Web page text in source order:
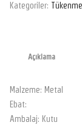
Kategoriler:
Açıklama
Malzeme: Metal
Ebat:
Ambalaj: Kutu